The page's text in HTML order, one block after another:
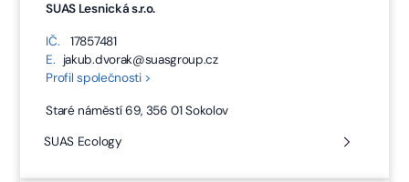
SUAS Lesnická s.r.o.
IČ.
17857481
E. jakub.dvorak@suasgroup.cz
Profil společnosti >
Staré náměstí 69, 356 01 Sokolov
SUAS Ecology